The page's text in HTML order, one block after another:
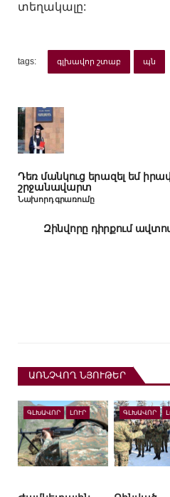
տեղակալը:
tags: գլխավոր շտաբ պն
Դեռ մանկուց երազել եմ
շրջանավարտ
Նախորդ գրառումը
Զինվորը դիրքում
ԱՌՆՉՎՈՂ ՆՅՈՒԹԵՐ
ԳԼԽԱՎՈՐ ԼՈՒՐ ԳԼԽԱՎՈՐ